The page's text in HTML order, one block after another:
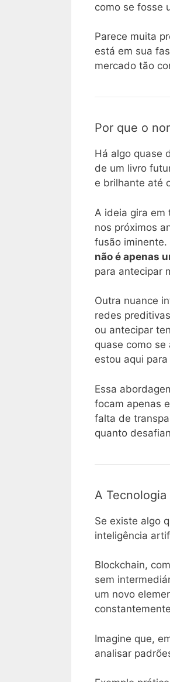
como se fosse
Parece muita
está em sua
mercado tão
Por que o
Há algo quase
de um livro
e brilhante até
A ideia gira em
nos próximos
fusão iminente.
não é apenas
para antecipar
Outra nuance
redes
ou antecipar
quase como se
estou aqui para
Essa
focam apenas
falta de
quanto
A
Se existe algo
inteligência
Blockchain,
sem
um novo
Imagine que,
analisar